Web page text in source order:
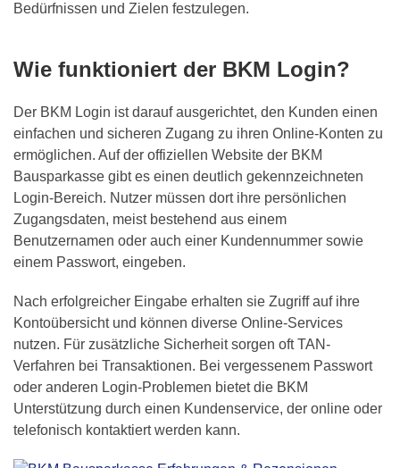
Bedürfnissen und Zielen festzulegen.
Wie funktioniert der BKM Login?
Der BKM Login ist darauf ausgerichtet, den Kunden einen
einfachen und sicheren Zugang zu ihren Online-Konten zu
ermöglichen. Auf der offiziellen Website der BKM
Bausparkasse gibt es einen deutlich gekennzeichneten
Login-Bereich. Nutzer müssen dort ihre persönlichen
Zugangsdaten, meist bestehend aus einem
Benutzernamen oder auch einer Kundennummer sowie
einem Passwort, eingeben.
Nach erfolgreicher Eingabe erhalten sie Zugriff auf ihre
Kontoübersicht und können diverse Online-Services
nutzen. Für zusätzliche Sicherheit sorgen oft TAN-
Verfahren bei Transaktionen. Bei vergessenem Passwort
oder anderen Login-Problemen bietet die BKM
Unterstützung durch einen Kundenservice, der online oder
telefonisch kontaktiert werden kann.